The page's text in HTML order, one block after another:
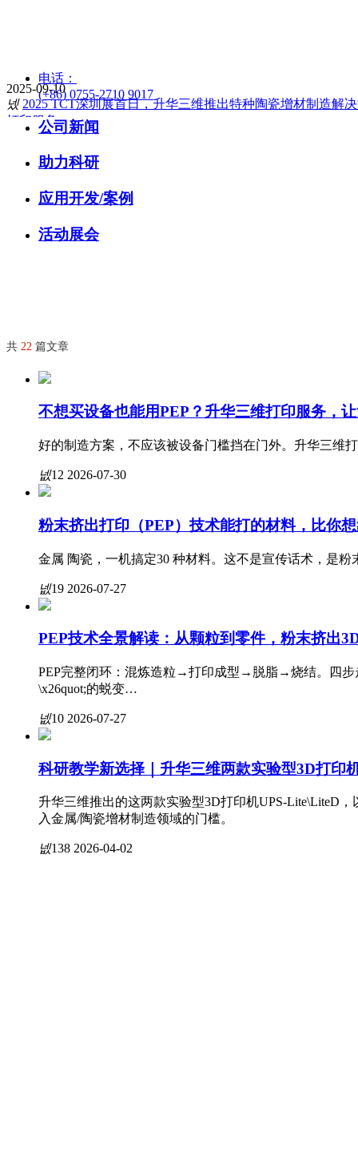
电话：
(+86) 0755-2710 9017
2025-09-10
넸 2025 TCT深圳展首日，升华三维推出特种陶瓷增材制造解
打印服务
2025-08-18
升华三维为难熔金属复杂结构件制造，提供先进的3D打印
及打印服务
最新资讯：
简体中文
注册
首页
PEP技术
配套设备
氮化硅
碳化硅
氧化铝
特种陶瓷解决方案
资讯中心
公司新闻
助力科研
活动展会
关于我们
公司简介
知识产权
微商城
公司新闻
助力科研
应用开发/案例
活动展会
共 22 篇文章
不想买设备也能用PEP？升华三维打印服务，
好的制造方案，不应该被设备门槛挡在门外。升华三维
넶12 2026-07-30
粉末挤出打印（PEP）技术能打的材料，比你
金属 陶瓷，一机搞定30 种材料。这不是宣传话术，是
넶19 2026-07-27
PEP技术全景解读：从颗粒到零件，粉末挤出
PEP完整闭环：混炼造粒→打印成型→脱脂→烧结。四步
\x26quot;的蜕变…
넶10 2026-07-27
科研教学新选择｜升华三维两款实验型3D打印
升华三维推出的这两款实验型3D打印机UPS-Lite\LiteD
入金属/陶瓷增材制造领域的门槛。
넶138 2026-04-02